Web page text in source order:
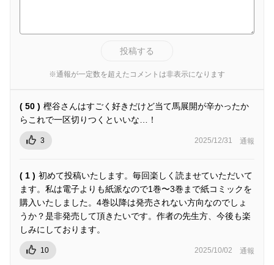
投稿する
※通報が一定数を超えたコメントは非表示になります
( 50 ) 樫谷さんはすごく好きだけど当て馬展開が辛かったか
らこれで一区切りつくといいな…！
3 2025/12/31 通報
( 1 ) 初めて投稿いたします。毎回楽しく読ませていただいて
ます。私は電子よりも紙派なので1巻〜3巻まで紙コミックを
購入いたしました。4巻以降は発売されない方向なのでしょ
うか？是非発売して頂きたいです。作者の先生方、今後も楽
しみにしております。
10 2025/10/02 通報